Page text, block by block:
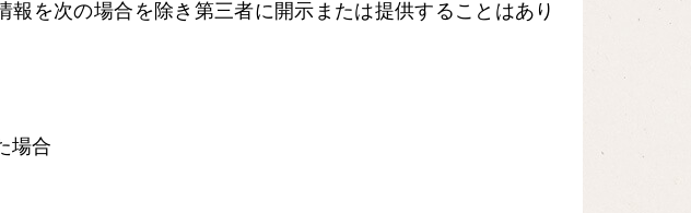
報を次の場合を除き第三者に開示または提供することはあり
場合